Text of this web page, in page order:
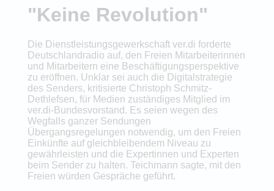
"Keine Revolution"
Die Dienstleistungsgewerkschaft ver.di forderte
Deutschlandradio auf, den Freien Mitarbeiterinnen
und Mitarbeitern eine Beschäftigungsperspektive
zu eröffnen. Unklar sei auch die Digitalstrategie
des Senders, kritisierte Christoph Schmitz-
Dethlefsen, für Medien zuständiges Mitglied im
ver.di-Bundesvorstand. Es seien wegen des
Wegfalls ganzer Sendungen
Übergangsregelungen notwendig, um den Freien
Einkünfte auf gleichbleibendem Niveau zu
gewährleisten und die Expertinnen und Experten
beim Sender zu halten. Teichmann sagte, mit den
Freien würden Gespräche geführt.